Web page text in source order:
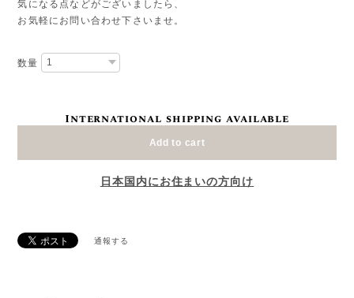
気になる点などがございましたら、
お気軽にお問い合わせ下さいませ。
数量
International shipping available
Add to cart
日本国内にお住まいの方向け
通報する